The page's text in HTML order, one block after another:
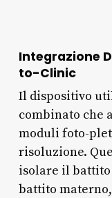
Integrazione
to-Clinic
Il dispositivo
combinato che
moduli foto-
risoluzione.
isolare il battito
battito